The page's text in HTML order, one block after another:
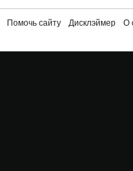
Помочь сайту Дисклэймер О